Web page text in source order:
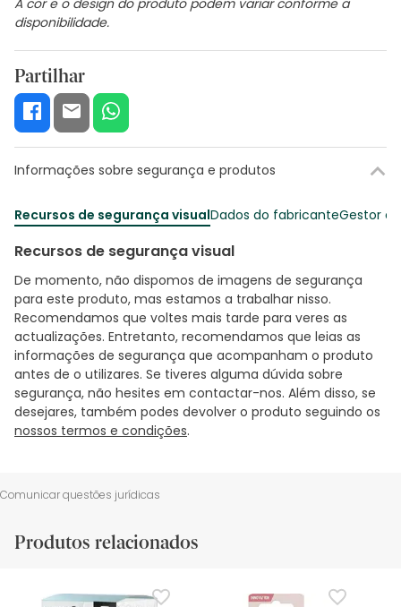
disponibilidade.
Partilhar
Informações sobre segurança e produtos
Recursos de segurança visualDados do fabricanteGestor
Recursos de segurança visual
De momento, não dispomos de imagens de segurança
para este produto, mas estamos a trabalhar nisso.
Recomendamos que voltes mais tarde para veres as
actualizações. Entretanto, recomendamos que leias as
informações de segurança que acompanham o produto
antes de o utilizares. Se tiveres alguma dúvida sobre
segurança, não hesites em contactar-nos. Além disso, se
desejares, também podes devolver o produto seguindo os
nossos termos e condições.
Comunicar questões jurídicas
Produtos relacionados